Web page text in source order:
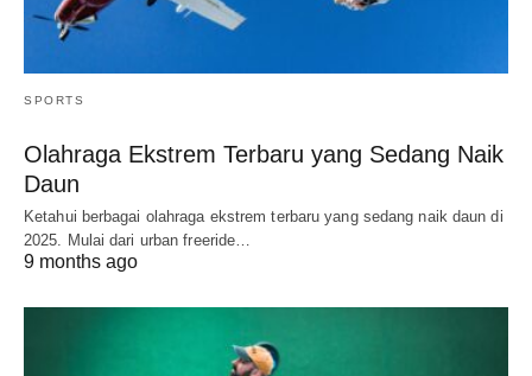
SPORTS
Olahraga Ekstrem Terbaru yang Sedang Naik
Daun
Ketahui berbagai olahraga ekstrem terbaru yang sedang naik daun di
2025. Mulai dari urban freeride…
9 months ago